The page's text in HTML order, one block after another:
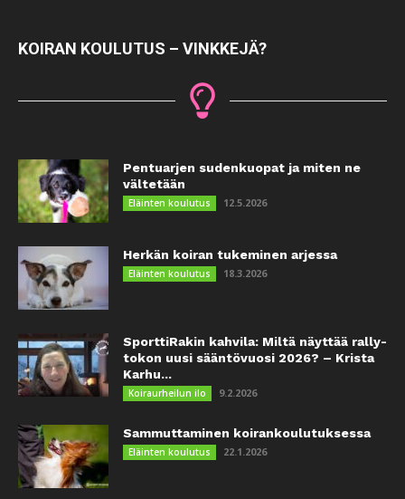
KOIRAN KOULUTUS – VINKKEJÄ?
Pentuarjen sudenkuopat ja miten ne
vältetään
Eläinten koulutus 12.5.2026
Herkän koiran tukeminen arjessa
Eläinten koulutus 18.3.2026
SporttiRakin kahvila: Miltä näyttää rally-
tokon uusi sääntövuosi 2026? – Krista
Karhu...
Koiraurheilun ilo 9.2.2026
Sammuttaminen koirankoulutuksessa
Eläinten koulutus 22.1.2026